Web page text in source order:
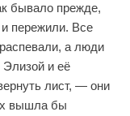
бывало прежде,
пережили. Все
а люди
Элизой и её
лист, — они
вышла бы